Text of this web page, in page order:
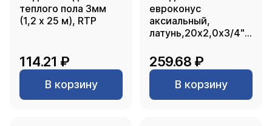
теплого пола 3мм
(1,2 х 25 м), RTP
114.21 ₽
В корзину
евроконус
аксиальный,
латунь,20х2,0х3/4",
259.68 ₽
В корзину